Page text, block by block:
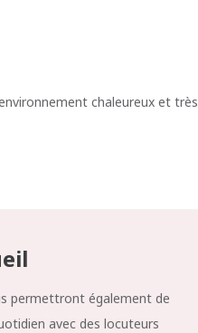
chaleureux et très
permettront également de
avec des locuteurs